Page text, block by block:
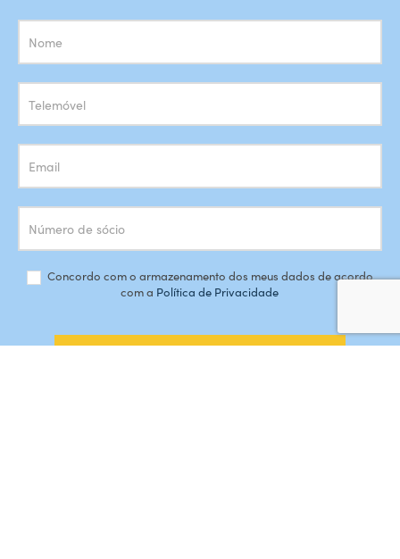
Subscrição
Newsletter
Concordo com o armazenamento dos meus dados de acordo
com a Política de Privacidade